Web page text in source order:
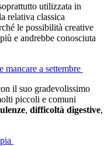
utilizzata in
relativa classica
le possibilità creative
e andrebbe conosciuta
mancare a settembre
il suo gradevolissimo
piccoli e comuni
, difficoltà digestive,